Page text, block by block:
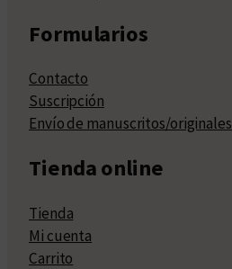
Formularios
Contacto
Suscripción
Envío de manuscritos/originales
Tienda online
Tienda
Mi cuenta
Carrito